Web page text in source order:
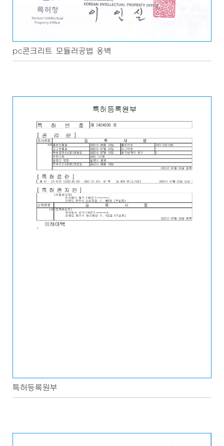
pc콘크리트 모듈러공법 옹벽
특허등록원부